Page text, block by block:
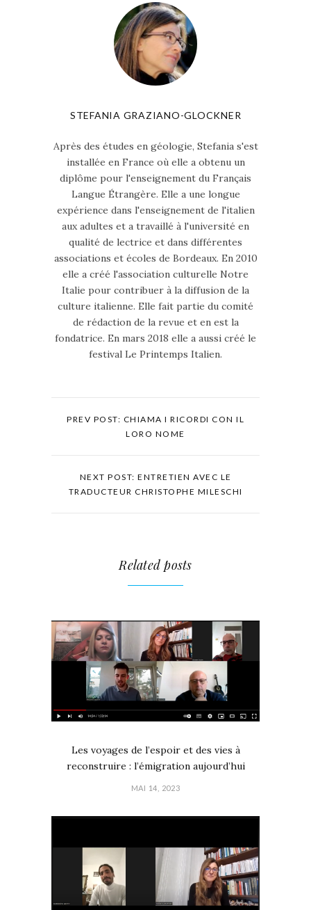
STEFANIA GRAZIANO-GLOCKNER
Après des études en géologie, Stefania s'est
installée en France où elle a obtenu un
diplôme pour l'enseignement du Français
Langue Étrangère. Elle a une longue
expérience dans l'enseignement de l'italien
aux adultes et a travaillé à l'université en
qualité de lectrice et dans différentes
associations et écoles de Bordeaux. En 2010
elle a créé l'association culturelle Notre
Italie pour contribuer à la diffusion de la
culture italienne. Elle fait partie du comité
de rédaction de la revue et en est la
fondatrice. En mars 2018 elle a aussi créé le
festival Le Printemps Italien.
PREV POST: CHIAMA I RICORDI CON IL
LORO NOME
NEXT POST: ENTRETIEN AVEC LE
TRADUCTEUR CHRISTOPHE MILESCHI
Related posts
Les voyages de l’espoir et des vies à
reconstruire : l’émigration aujourd’hui
MAI 14, 2023